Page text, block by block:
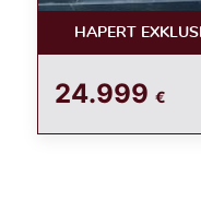
HAPERT
24.999 €